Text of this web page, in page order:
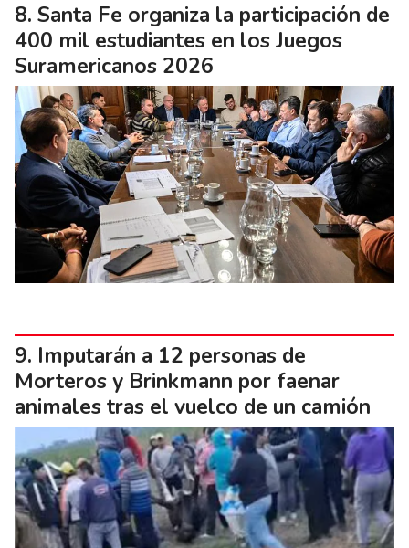
Santa Fe organiza la participación de
400 mil estudiantes en los Juegos
Suramericanos 2026
Imputarán a 12 personas de
Morteros y Brinkmann por faenar
animales tras el vuelco de un camión